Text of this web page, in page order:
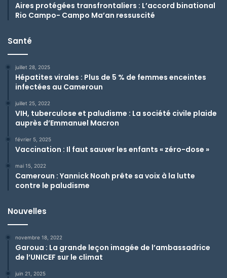
Aires protégées transfrontaliers : L’accord binational
Rio Campo- Campo Ma’an ressuscité
Santé
juillet 28, 2025
Hépatites virales : Plus de 5 % de femmes enceintes
infectées au Cameroun
juillet 25, 2022
VIH, tuberculose et paludisme : La société civile plaide
auprès d’Emmanuel Macron
février 5, 2025
Vaccination : Il faut sauver les enfants « zéro-dose »
mai 15, 2022
Cameroun : Yannick Noah prête sa voix à la lutte
contre le paludisme
Nouvelles
novembre 18, 2022
Garoua : La grande leçon imagée de l’ambassadrice
de l’UNICEF sur le climat
juin 21, 2025